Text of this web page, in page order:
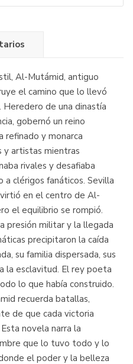
Al-Mutámid, antiguo
el camino que lo llevó
de una dinastía
gobernó un reino
refinado y monarca
y artistas mientras
rivales y desafiaba
clérigos fanáticos. Sevilla
en el centro de Al-
el equilibrio se rompió.
presión militar y la llegada
precipitaron la caída
su familia dispersada, sus
la esclavitud. El rey poeta
lo que había construido.
recuerda batallas,
de que cada victoria
novela narra la
que lo tuvo todo y lo
el poder y la belleza